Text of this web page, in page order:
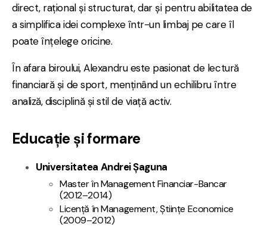
direct, rațional și structurat, dar și pentru abilitatea de
a simplifica idei complexe într-un limbaj pe care îl
poate înțelege oricine.
În afara biroului, Alexandru este pasionat de lectură
financiară și de sport, menținând un echilibru între
analiză, disciplină și stil de viață activ.
Educație și formare
Universitatea Andrei Șaguna
Master în Management Financiar-Bancar
(2012–2014)
Licență în Management, Științe Economice
(2009–2012)